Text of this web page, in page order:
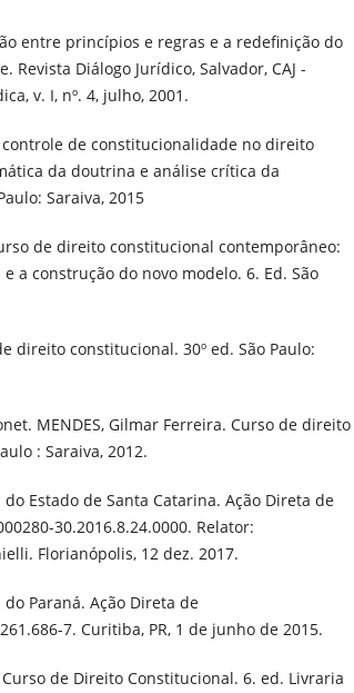
entre princípios e regras e a redefinição do
Diálogo Jurídico, Salvador, CAJ -
v. I, nº. 4, julho, 2001.
controle de constitucionalidade no direito
da doutrina e análise crítica da
Saraiva, 2015
de direito constitucional contemporâneo:
a construção do novo modelo. 6. Ed. São
direito constitucional. 30º ed. São Paulo:
MENDES, Gilmar Ferreira. Curso de direito
: Saraiva, 2012.
do Estado de Santa Catarina. Ação Direta de
30.2016.8.24.0000. Relator:
Florianópolis, 12 dez. 2017.
do Paraná. Ação Direta de
7. Curitiba, PR, 1 de junho de 2015.
Curso de Direito Constitucional. 6. ed. Livraria